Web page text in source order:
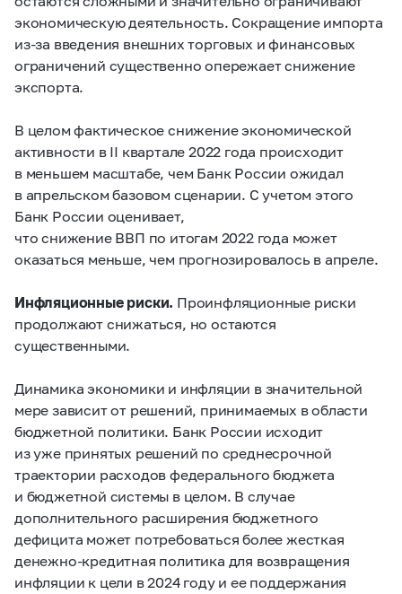
экономическую деятельность. Сокращение импорта
из-за введения внешних торговых и финансовых
ограничений существенно опережает снижение
экспорта.
В целом фактическое снижение экономической
активности в II квартале 2022 года происходит
в меньшем масштабе, чем Банк России ожидал
в апрельском базовом сценарии. С учетом этого
Банк России оценивает,
что снижение ВВП по итогам 2022 года может
оказаться меньше, чем прогнозировалось в апреле.
Инфляционные риски. Проинфляционные риски
продолжают снижаться, но остаются
существенными.
Динамика экономики и инфляции в значительной
мере зависит от решений, принимаемых в области
бюджетной политики. Банк России исходит
из уже принятых решений по среднесрочной
траектории расходов федерального бюджета
и бюджетной системы в целом. В случае
дополнительного расширения бюджетного
дефицита может потребоваться более жесткая
денежно-кредитная политика для возвращения
инфляции к цели в 2024 году и ее поддержания